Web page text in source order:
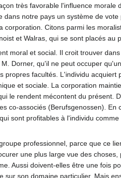
très favorable l'influence
notre pays un système de
Citons parmi les
et Walras, qui se sont placés au
moral et social. Il croit trouver
Dorner, qu'il ne peut occuper
facultés. L'individu
et sociale. La corporation
le rendent mécontent du présent.
co-associés (Berufsgenossen).
sont profitables à l'individu
professionnel, parce que ce
une plus large vue des
Aussi doivent-elles être une fois
son domaine particulier. Mais